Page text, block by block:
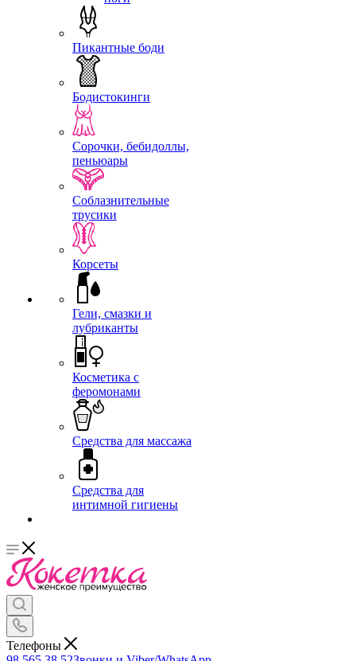
Пикантные боди
Бодистокинги
Сорочки, бебидоллы,
пеньюары
Соблазнительные
трусики
Корсеты
Гели, смазки и
лубриканты
Косметика с
феромонами
Средства для массажа
Средства для
интимной гигиены
Телефоны